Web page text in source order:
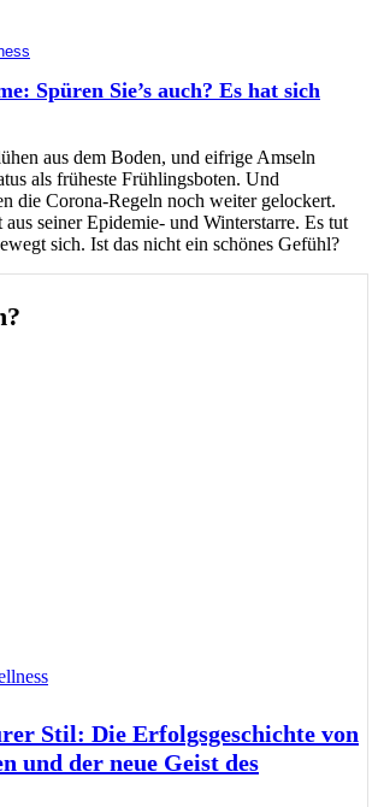
Spüren Sie’s auch? Es hat sich
aus dem Boden, und eifrige Amseln
als früheste Frühlingsboten. Und
die Corona-Regeln noch weiter gelockert.
seiner Epidemie- und Winterstarre. Es tut
sich. Ist das nicht ein schönes Gefühl?
Stil: Die Erfolgsgeschichte von
und der neue Geist des